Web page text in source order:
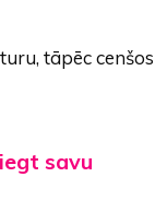
tāpēc cenšos
savu